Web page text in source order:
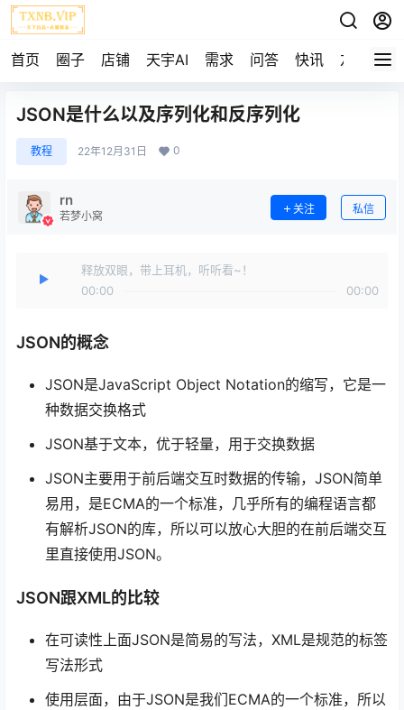
首页 圈子 店铺 天宇AI 需求 问答 快讯 友链
JSON是什么以及序列化和反序列化
教程 22年12月31日 0
rn
若梦小窝
关注 私信
释放双眼，带上耳机，听听看~！
00:00
00:00
JSON的概念
JSON是JavaScript Object Notation的缩写，它是⼀
种数据交换格式
JSON基于文本，优于轻量，⽤于交换数据
JSON主要⽤于前后端交互时数据的传输，JSON简单
易用，是ECMA的⼀个标准，几乎所有的编程语⾔都
有解析JSON的库，所以可以放心⼤胆的在前后端交互
里直接使用JSON。
JSON跟XML的比较
在可读性上⾯JSON是简易的写法，XML是规范的标签
写法形式
使用层⾯，由于JSON是我们ECMA的⼀个标准，所以